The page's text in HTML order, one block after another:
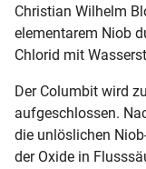
Christian Wilhelm
elementarem Niob
Chlorid mit
Der Columbit wird
aufgeschlossen.
die unlöslichen
der Oxide in